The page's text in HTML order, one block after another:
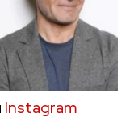
Instagram